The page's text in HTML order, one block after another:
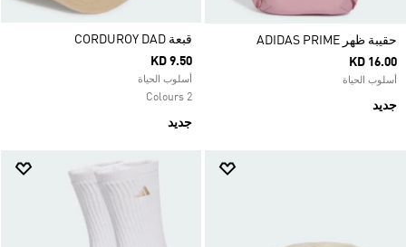
حقيبة ظهر ADIDAS PRIME
KD 16.00
أسلوب الحياة
جديد
قبعة CORDUROY DAD
KD 9.50
أسلوب الحياة
2 Colours
جديد